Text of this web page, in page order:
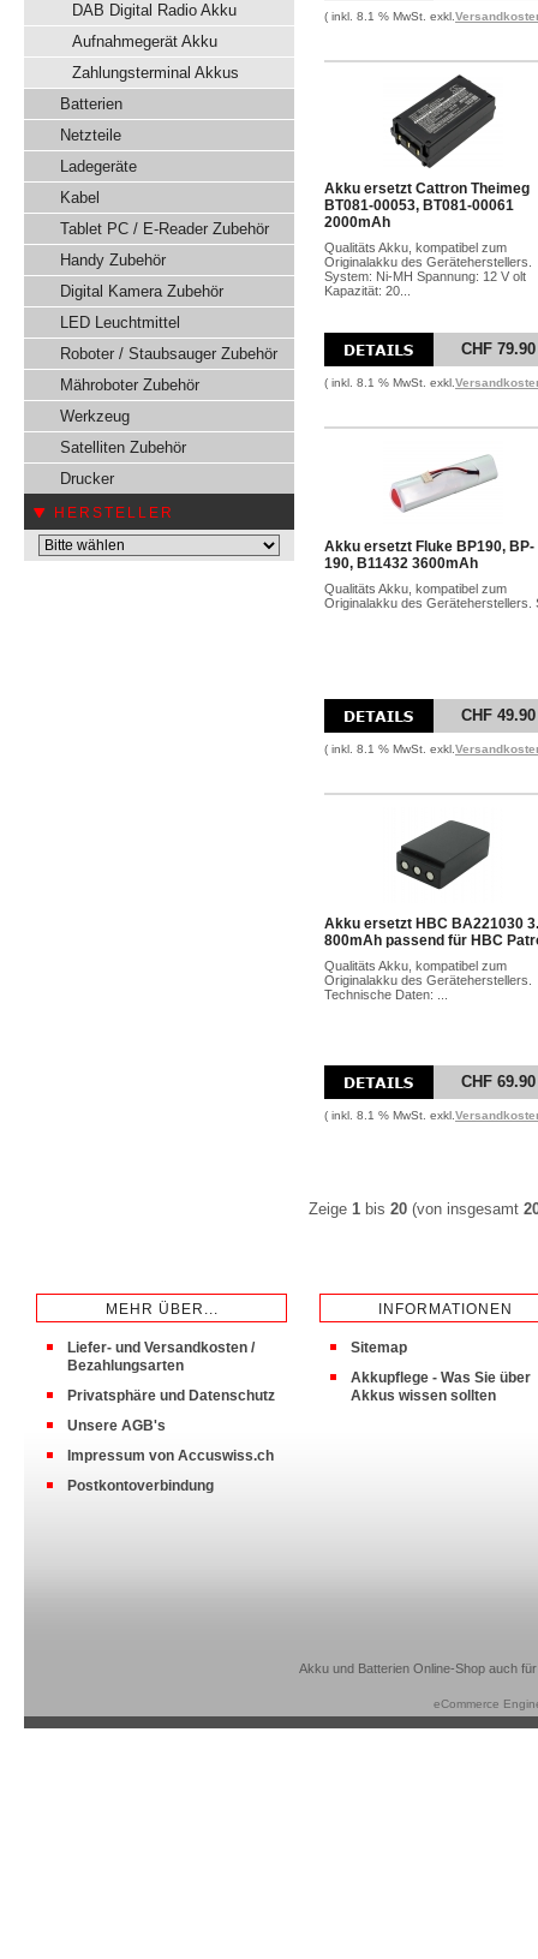
DAB Digital Radio Akku
Aufnahmegerät Akku
Zahlungsterminal Akkus
Batterien
Netzteile
Ladegeräte
Kabel
Tablet PC / E-Reader Zubehör
Handy Zubehör
Digital Kamera Zubehör
LED Leuchtmittel
Roboter / Staubsauger Zubehör
Mähroboter Zubehör
Werkzeug
Satelliten Zubehör
Drucker
HERSTELLER
( inkl. 8.1 % MwSt. exkl.
Akku ersetzt Cattron Theimeg
BT081-00053, BT081-00061
2000mAh
Qualitäts Akku, kompatibel zum
Originalakku des Geräteherstellers.
System: Ni-MH Spannung: 12 V olt
Kapazität: 20...
CHF 79.90
( inkl. 8.1 % MwSt. exkl.
Akku ersetzt Fluke BP190, BP-
190, B11432 3600mAh
Qualitäts Akku, kompatibel zum
Originalakku des Geräteherstellers.
CHF 49.90
( inkl. 8.1 % MwSt. exkl.
Akku ersetzt HBC BA221030
800mAh passend für HBC
Qualitäts Akku, kompatibel zum
Originalakku des Geräteherstellers.
Technische Daten: ...
CHF 69.90
( inkl. 8.1 % MwSt. exkl.
Zeige 1 bis 20 (von insgesamt
MEHR ÜBER...
Liefer- und Versandkosten /
Bezahlungsarten
Privatsphäre und Datenschutz
Unsere AGB's
Impressum von Accuswiss.ch
Postkontoverbindung
INFORMATIONEN
Sitemap
Akkupflege - Was Sie über
Akkus wissen sollten
Akku und Batterien Online-Shop auch
eCommerce